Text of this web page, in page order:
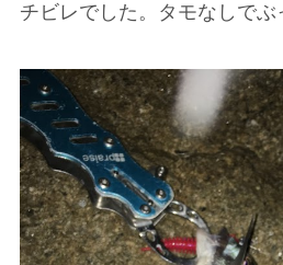
チビレでした。タモなしでぶ